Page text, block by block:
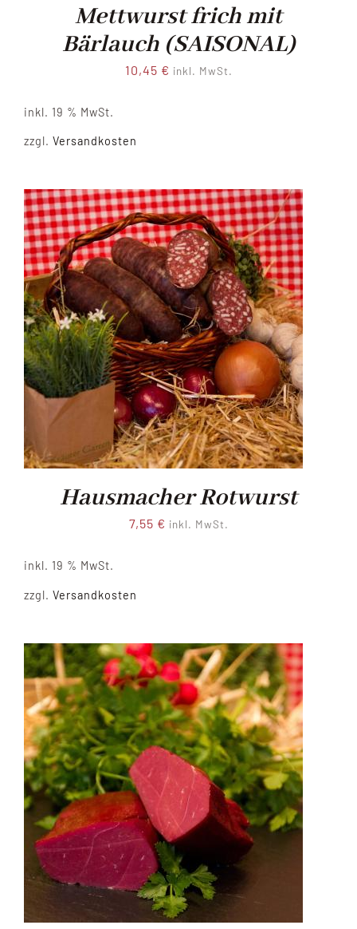
Mettwurst frich mit
Bärlauch (SAISONAL)
10,45 € inkl. MwSt.
inkl. 19 % MwSt.
zzgl. Versandkosten
Hausmacher Rotwurst
7,55 € inkl. MwSt.
inkl. 19 % MwSt.
zzgl. Versandkosten